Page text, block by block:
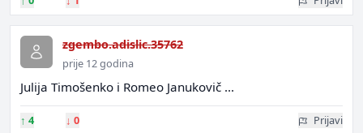
zgembo.adislic.35762
prije 12 godina
Julija Timošenko i Romeo Janukovič ...
↑ 4 ↓ 0 Prijavi